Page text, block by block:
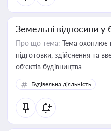
Земельні відносини у
Про що тема: Тема охоплює
підготовки, здійснення та
об’єктів будівництва
Будівельна діяльність